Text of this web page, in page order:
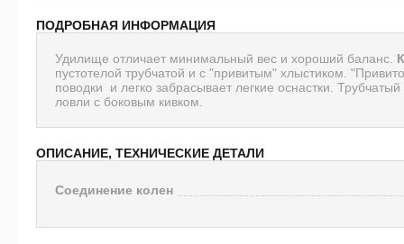
ПОДРОБНАЯ ИНФОРМАЦИЯ
Удилище отличает минимальный вес и хороший баланс.
пустотелой трубчатой и с "привитым" хлыстиком.
поводки и легко забрасывает легкие оснастки.
ловли с боковым кивком.
ОПИСАНИЕ, ТЕХНИЧЕСКИЕ ДЕТАЛИ
Соединение колен